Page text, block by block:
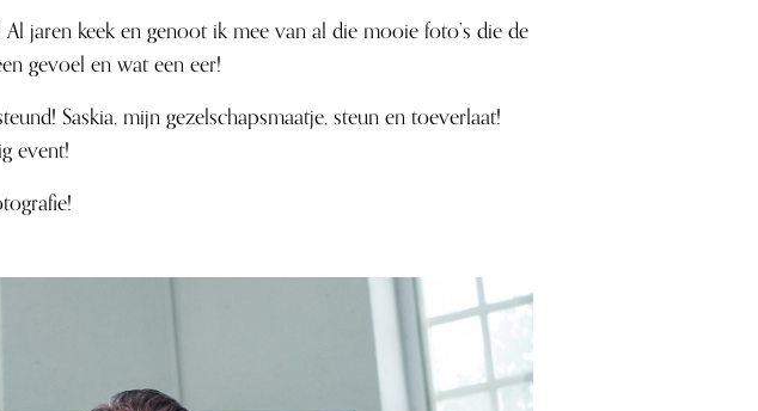
jaren keek en genoot ik mee van al die mooie foto’s die de
gevoel en wat een eer!
Saskia, mijn gezelschapsmaatje, steun en toeverlaat!
event!